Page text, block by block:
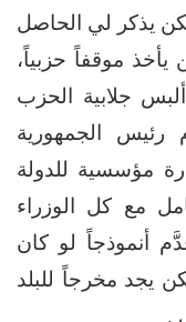
يذكر لي الحاصل
يأخذ موقفاً حزبياً،
جلابية الحزب
رئيس الجمهورية
مؤسسية للدولة
مع كل الوزراء
أنموذجاً لو كان
يجد مخرجاً للبلد
.